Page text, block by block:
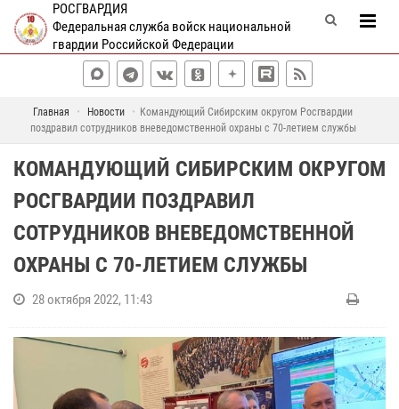
РОСГВАРДИЯ
Федеральная служба войск национальной
гвардии Российской Федерации
Главная Новости
Командующий Сибирским округом Росгвардии
поздравил сотрудников вневедомственной охраны с 70-летием службы
КОМАНДУЮЩИЙ СИБИРСКИМ ОКРУГОМ
РОСГВАРДИИ ПОЗДРАВИЛ
СОТРУДНИКОВ ВНЕВЕДОМСТВЕННОЙ
ОХРАНЫ С 70-ЛЕТИЕМ СЛУЖБЫ
28 октября 2022, 11:43